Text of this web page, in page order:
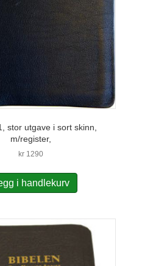
stor utgave i sort skinn,
m/register,
kr1290
i handlekurv